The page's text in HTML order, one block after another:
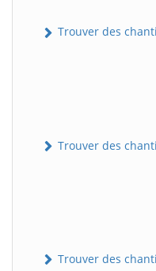
Trouver des
Trouver des
Trouver des